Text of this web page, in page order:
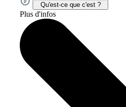
Qu'est-ce que c'est ?
Plus d'infos